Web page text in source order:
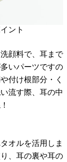
ント
顔料で、耳まで
いパーツですの
付け根部分・く
流す際、耳の中
オルを活用しま
、耳の裏や耳の